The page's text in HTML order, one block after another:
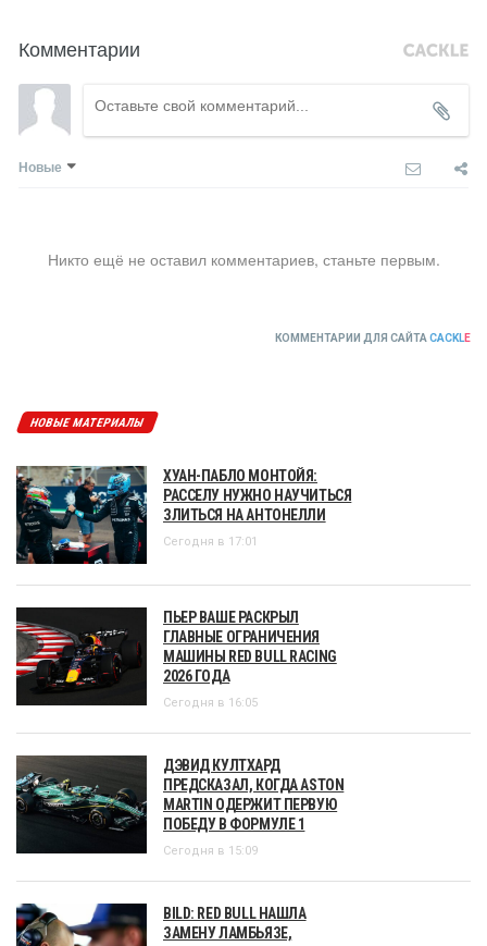
Комментарии
Новые
Никто ещё не оставил комментариев, станьте первым.
КОММЕНТАРИИ ДЛЯ САЙТА CACKLE
НОВЫЕ МАТЕРИАЛЫ
ХУАН-ПАБЛО МОНТОЙЯ:
РАССЕЛУ НУЖНО НАУЧИТЬСЯ
ЗЛИТЬСЯ НА АНТОНЕЛЛИ
Сегодня в 17:01
ПЬЕР ВАШЕ РАСКРЫЛ
ГЛАВНЫЕ ОГРАНИЧЕНИЯ
МАШИНЫ RED BULL RACING
2026 ГОДА
Сегодня в 16:05
ДЭВИД КУЛТХАРД
ПРЕДСКАЗАЛ, КОГДА ASTON
MARTIN ОДЕРЖИТ ПЕРВУЮ
ПОБЕДУ В ФОРМУЛЕ 1
Сегодня в 15:09
BILD: RED BULL НАШЛА
ЗАМЕНУ ЛАМБЬЯЗЕ,